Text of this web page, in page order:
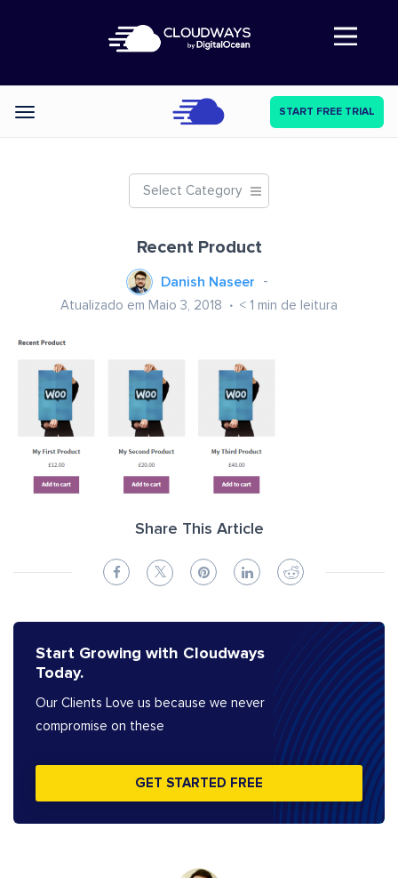
Abre a navegação
Categories START FREE TRIAL
Select Category
Recent Product
Danish Naseer
Atualizado em Maio 3, 2018 < 1 min de leitura
Share This Article
Start Growing with Cloudways
Today.
Our Clients Love us because we never
compromise on these
GET STARTED FREE